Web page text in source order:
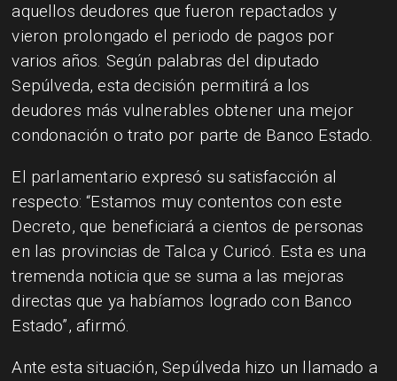
aquellos deudores que fueron repactados y
vieron prolongado el periodo de pagos por
varios años. Según palabras del diputado
Sepúlveda, esta decisión permitirá a los
deudores más vulnerables obtener una mejor
condonación o trato por parte de Banco Estado.
El parlamentario expresó su satisfacción al
respecto: “Estamos muy contentos con este
Decreto, que beneficiará a cientos de personas
en las provincias de Talca y Curicó. Esta es una
tremenda noticia que se suma a las mejoras
directas que ya habíamos logrado con Banco
Estado”, afirmó.
Ante esta situación, Sepúlveda hizo un llamado a